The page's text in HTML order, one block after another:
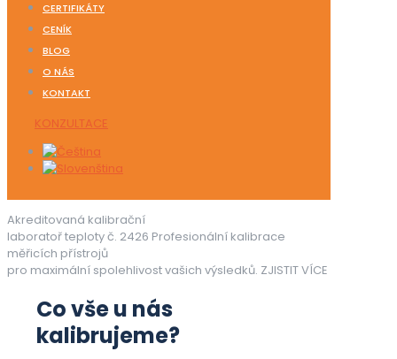
CERTIFIKÁTY
CENÍK
BLOG
O NÁS
KONTAKT
KONZULTACE
Akreditovaná kalibrační
laboratoř teploty č. 2426 Profesionální kalibrace
měřicích přístrojů
pro maximální spolehlivost vašich výsledků. ZJISTIT VÍCE
Co vše u nás
kalibrujeme?